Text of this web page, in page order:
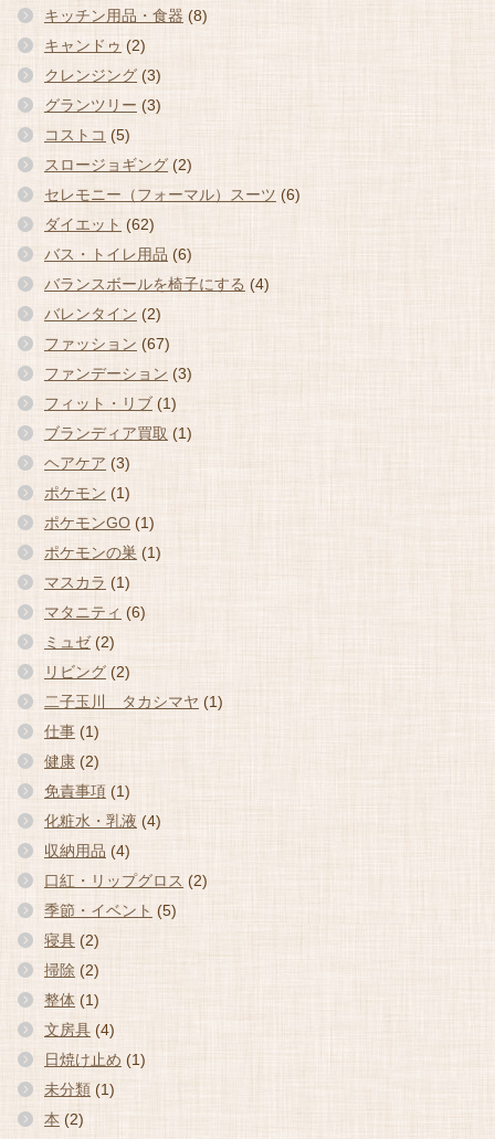
キッチン用品・食器 (8)
キャンドゥ (2)
クレンジング (3)
グランツリー (3)
コストコ (5)
スロージョギング (2)
セレモニー（フォーマル）スーツ (6)
ダイエット (62)
バス・トイレ用品 (6)
バランスボールを椅子にする (4)
バレンタイン (2)
ファッション (67)
ファンデーション (3)
フィット・リブ (1)
ブランディア買取 (1)
ヘアケア (3)
ポケモン (1)
ポケモンGO (1)
ポケモンの巣 (1)
マスカラ (1)
マタニティ (6)
ミュゼ(2)
リビング (2)
二子玉川 タカシマヤ (1)
仕事 (1)
健康 (2)
免責事項 (1)
化粧水・乳液 (4)
収納用品 (4)
口紅・リップグロス (2)
季節・イベント (5)
寝具 (2)
掃除 (2)
整体 (1)
文房具 (4)
日焼け止め (1)
未分類 (1)
本 (2)